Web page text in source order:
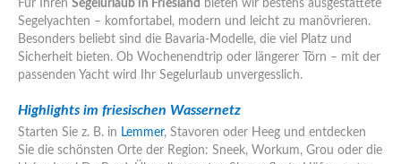
Für Ihren Segelurlaub in Friesland bieten wir bestens ausgestattete
Segelyachten – komfortabel, modern und leicht zu manövrieren.
Besonders beliebt sind die Bavaria-Modelle, die viel Platz und
Sicherheit bieten. Ob Wochenendtrip oder längerer Törn – mit der
passenden Yacht wird Ihr Segelurlaub unvergesslich.
Highlights im friesischen Wassernetz
Starten Sie z. B. in Lemmer, Stavoren oder Heeg und entdecken
Sie die schönsten Orte der Region: Sneek, Workum, Grou oder die